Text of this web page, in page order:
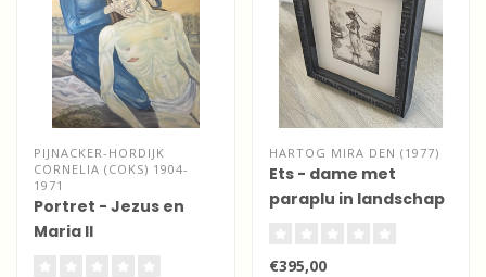
PIJNACKER-HORDIJK
CORNELIA (COKS) 1904-
1971
Portret - Jezus en
Maria II
HARTOG MIRA DEN (1977)
Ets - dame met
paraplu in landschap
€395,00